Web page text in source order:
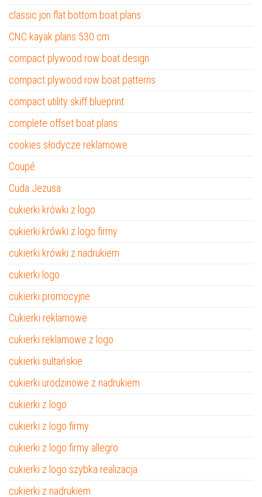
classic jon flat bottom boat plans
CNC kayak plans 530 cm
compact plywood row boat design
compact plywood row boat patterns
compact utility skiff blueprint
complete offset boat plans
cookies słodycze reklamowe
Coupé
Cuda Jezusa
cukierki krówki z logo
cukierki krówki z logo firmy
cukierki krówki z nadrukiem
cukierki logo
cukierki promocyjne
Cukierki reklamowe
cukierki reklamowe z logo
cukierki sultańskie
cukierki urodzinowe z nadrukiem
cukierki z logo
cukierki z logo firmy
cukierki z logo firmy allegro
cukierki z logo szybka realizacja
cukierki z nadrukiem